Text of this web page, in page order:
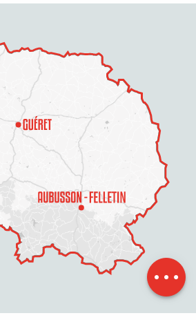
Beschreibung
Service
Preise
Per E-Mail
kontaktieren